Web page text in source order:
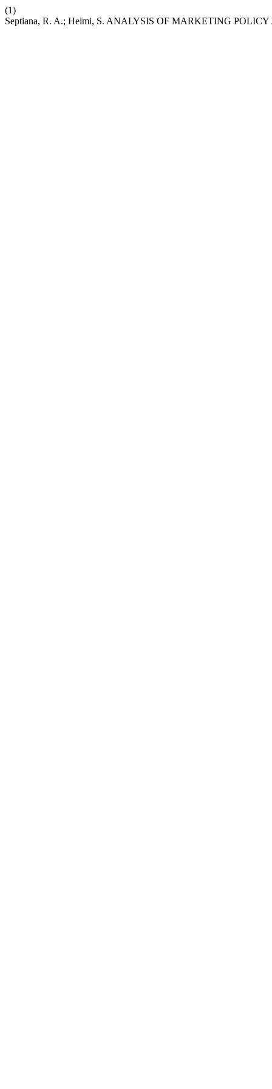
(1)
Septiana, R. A.; Helmi, S. ANALYSIS OF MARKETING